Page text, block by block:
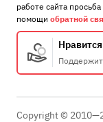
работе сайта
помощи обратной
Copyright ©